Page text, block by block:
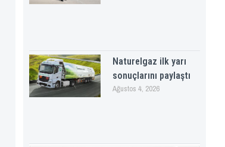
Naturelgaz ilk yarı
sonuçlarını paylaştı
Ağustos 4, 2026